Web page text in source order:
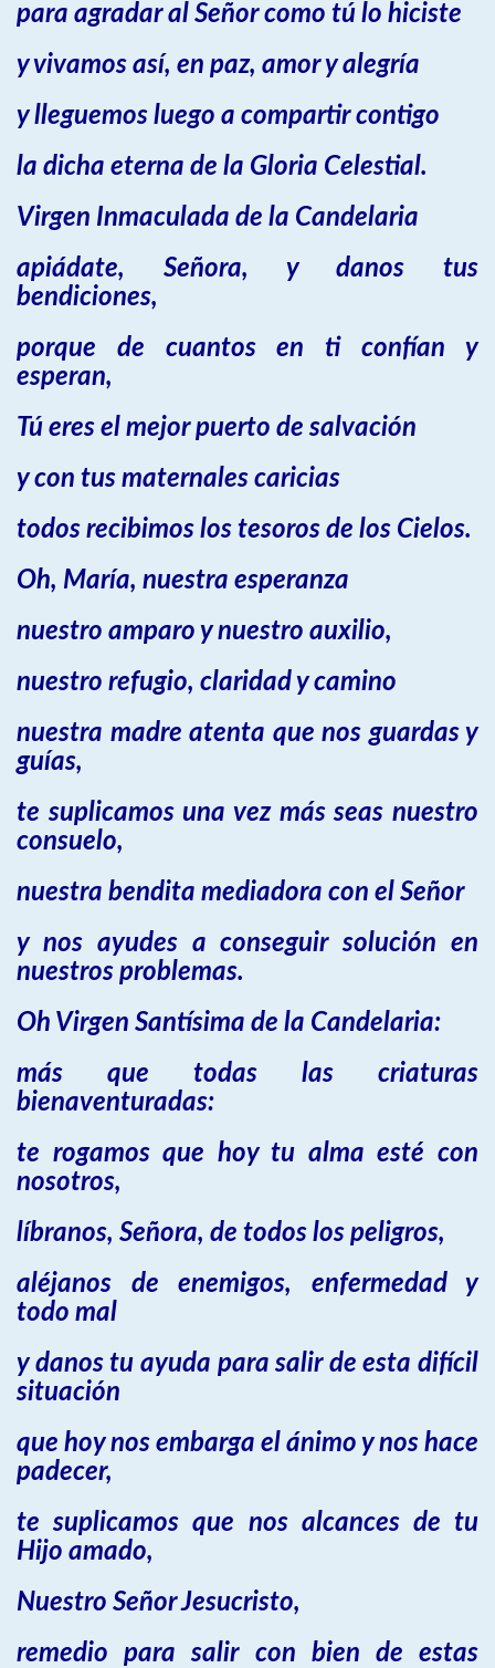
para agradar al Señor como tú lo hiciste
y vivamos así, en paz, amor y alegría
y lleguemos luego a compartir contigo
la dicha eterna de la Gloria Celestial.
Virgen Inmaculada de la Candelaria
apiádate, Señora, y danos tus
bendiciones,
porque de cuantos en ti confían y
esperan,
Tú eres el mejor puerto de salvación
y con tus maternales caricias
todos recibimos los tesoros de los Cielos.
Oh, María, nuestra esperanza
nuestro amparo y nuestro auxilio,
nuestro refugio, claridad y camino
nuestra madre atenta que nos guardas y
guías,
te suplicamos una vez más seas nuestro
consuelo,
nuestra bendita mediadora con el Señor
y nos ayudes a conseguir solución en
nuestros problemas.
Oh Virgen Santísima de la Candelaria:
más que todas las criaturas
bienaventuradas:
te rogamos que hoy tu alma esté con
nosotros,
líbranos, Señora, de todos los peligros,
aléjanos de enemigos, enfermedad y
todo mal
y danos tu ayuda para salir de esta difícil
situación
que hoy nos embarga el ánimo y nos hace
padecer,
te suplicamos que nos alcances de tu
Hijo amado,
Nuestro Señor Jesucristo,
remedio para salir con bien de estas